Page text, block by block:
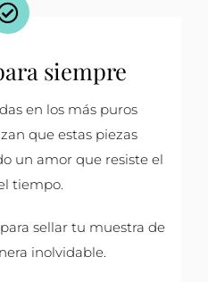
siempre
en los más puros
que estas piezas
un amor que resiste el
tiempo.
sellar tu muestra de
inolvidable.